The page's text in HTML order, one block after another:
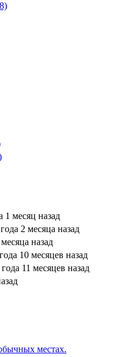
1 месяц назад
2 месяца назад
назад
10 месяцев назад
11 месяцев назад
местах.